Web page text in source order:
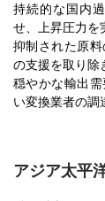
持続的な国内
せ、上昇圧力を
抑制された原
の支援を取り除
穏やかな輸出
い変換業者の調
アジア太平